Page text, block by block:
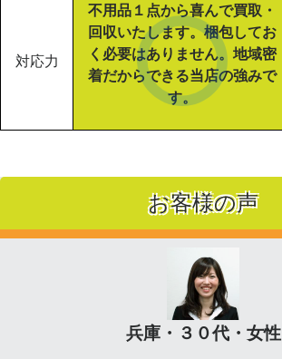
対応力
不用品１点から喜んで買取・
回収いたします。梱包してお
く必要はありません。地域密
着だからできる当店の強みで
す。
お客様の声
兵庫・３０代・女性